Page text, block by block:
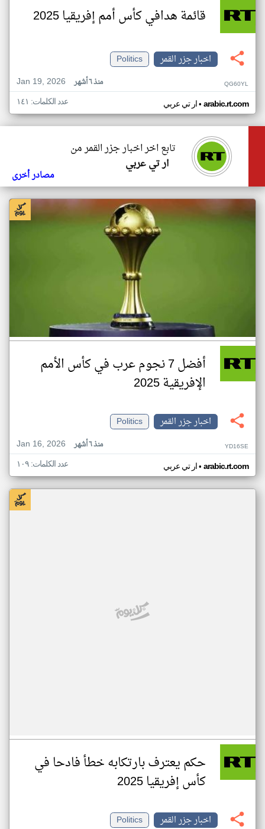
قائمة هدافي كأس أمم إفريقيا 2025
اخبار جزر القمر
Politics
Jan 19, 2026
منذ ٦ أشهر QG60YL
ار تي عربي• arabic.rt.com عدد الكلمات: ١٤١
تابع اخر اخبار جزر القمر من
ار تي عربي
مصادر أخرى
أفضل 7 نجوم عرب في كأس الأمم
الإفريقية 2025
اخبار جزر القمر
Politics
Jan 16, 2026
منذ ٦ أشهر YD16SE
ار تي عربي• arabic.rt.com عدد الكلمات: ١٠٩
حكم يعترف بارتكابه خطأ فادحا في
كأس إفريقيا 2025
اخبار جزر القمر
Politics